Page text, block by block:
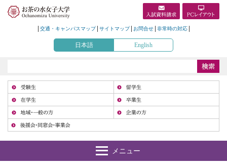
交通・キャンパスマップ サイトマップ お問合せ 非常時の対応
日本語 English